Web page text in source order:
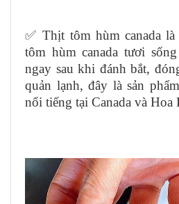
✅ Thịt tôm hùm canada
tôm hùm canada tươi
ngay sau khi đánh bắt,
quản lạnh, đây là sản
nổi tiếng tại Canada và Hoa